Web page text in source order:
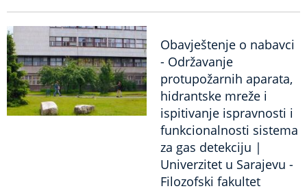
Obavještenje o nabavci
- Održavanje
protupožarnih aparata,
hidrantske mreže i
ispitivanje ispravnosti i
funkcionalnosti sistema
za gas detekciju |
Univerzitet u Sarajevu -
Filozofski fakultet